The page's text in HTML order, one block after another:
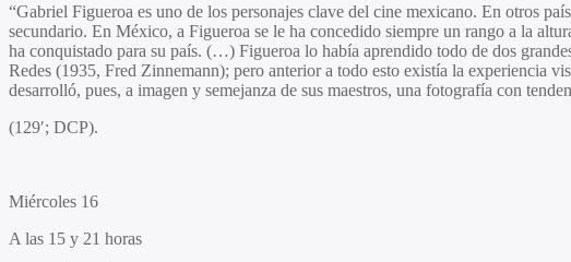
“Gabriel Figueroa es uno de los personajes clave del cine mexicano. En otros
secundario. En México, a Figueroa se le ha concedido siempre un rango a la
ha conquistado para su país. (…) Figueroa lo había aprendido todo de dos
Redes (1935, Fred Zinnemann); pero anterior a todo esto existía la experiencia
desarrolló, pues, a imagen y semejanza de sus maestros, una fotografía con
(129′; DCP).
Miércoles 16
A las 15 y 21 horas